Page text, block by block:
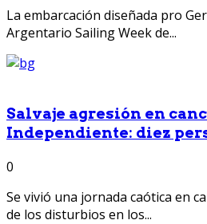
La embarcación diseñada pro
Argentario Sailing Week de...
Salvaje agresión en
Independiente: diez
0
Se vivió una jornada caótica en
de los disturbios en los...